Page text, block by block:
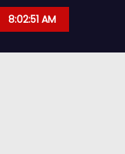
8:02:52 AM